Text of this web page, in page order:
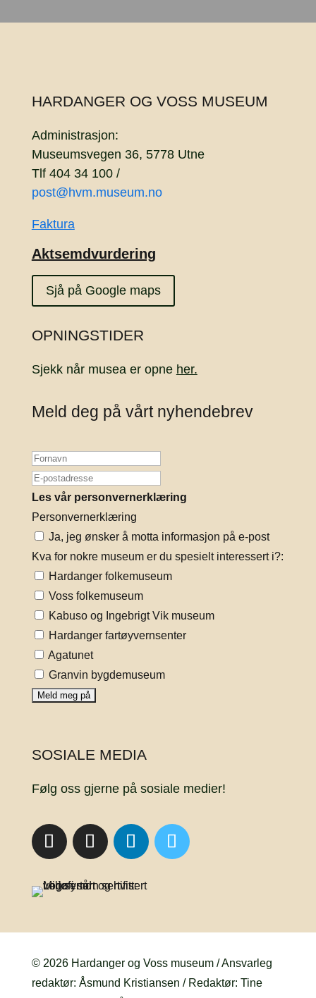
HARDANGER OG VOSS MUSEUM
Administrasjon:
Museumsvegen 36, 5778 Utne
Tlf 404 34 100 /
post@hvm.museum.no
Faktura
Aktsemdvurdering
Sjå på Google maps
OPNINGSTIDER
Sjekk når musea er opne her.
Meld deg på vårt nyhendebrev
Les vår personvernerklæring
Personvernerklæring
Ja, jeg ønsker å motta informasjon på e-post
Kva for nokre museum er du spesielt interessert i?:
Hardanger folkemuseum
Voss folkemuseum
Kabuso og Ingebrigt Vik museum
Hardanger fartøyvernsenter
Agatunet
Granvin bygdemuseum
SOSIALE MEDIA
Følg oss gjerne på sosiale medier!
© 2026 Hardanger og Voss museum / Ansvarleg
redaktør: Åsmund Kristiansen / Redaktør: Tine